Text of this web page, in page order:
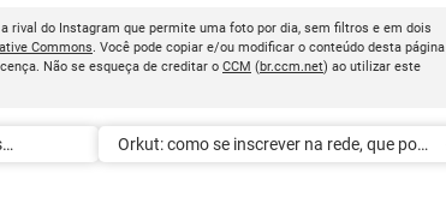
rival do Instagram que permite uma foto por dia, sem filtros e em dois
Commons. Você pode copiar e/ou modificar o conteúdo desta página
Não se esqueça de creditar o CCM (br.ccm.net) ao utilizar este
Orkut: como se inscrever na rede, que pode